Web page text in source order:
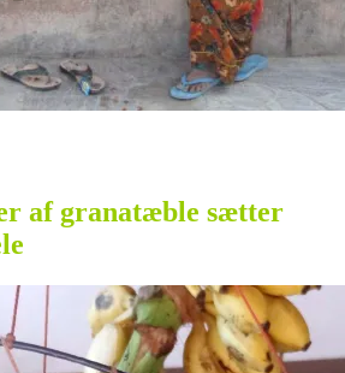
af granatæble sætter